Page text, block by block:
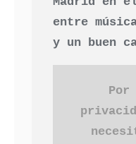
entre
y un buen
Por